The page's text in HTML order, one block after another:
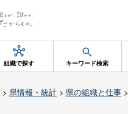
組織で探す キーワード検索
> 県情報・統計> 県の組織と仕事>